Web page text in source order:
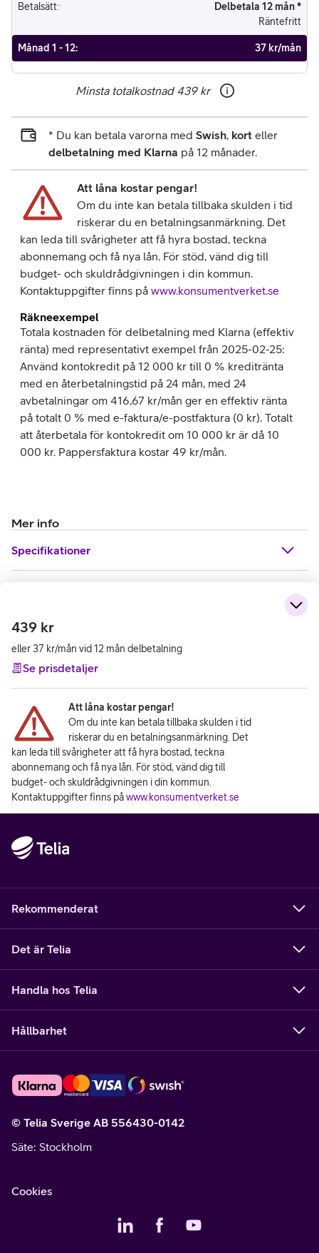
Betalsätt:
Delbetala 12 mån *
Räntefritt
Månad 1 - 12: 37 kr/mån
Minsta totalkostnad 439 kr
* Du kan betala varorna med Swish, kort eller
delbetalning med Klarna på 12 månader.
Att låna kostar pengar!
Om du inte kan betala tillbaka skulden i tid
riskerar du en betalningsanmärkning. Det
kan leda till svårigheter att få hyra bostad, teckna
abonnemang och få nya lån. För stöd, vänd dig till
budget- och skuldrådgivningen i din kommun.
Kontaktuppgifter finns på www.konsumentverket.se
Räkneexempel
Totala kostnaden för delbetalning med Klarna (effektiv
ränta) med representativt exempel från 2025-02-25:
Använd kontokredit på 12 000 kr till 0 % kreditränta
med en återbetalningstid på 24 mån, med 24
avbetalningar om 416,67 kr/mån ger en effektiv ränta
på totalt 0 % med e-faktura/e-postfaktura (0 kr). Totalt
att återbetala för kontokredit om 10 000 kr är då 10
000 kr. Pappersfaktura kostar 49 kr/mån.
Mer info
Specifikationer
439 kr
eller 37 kr/mån vid 12 mån delbetalning
Se prisdetaljer
Att låna kostar pengar!
Om du inte kan betala tillbaka skulden i tid
riskerar du en betalningsanmärkning. Det
kan leda till svårigheter att få hyra bostad, teckna
abonnemang och få nya lån. För stöd, vänd dig till
budget- och skuldrådgivningen i din kommun.
Kontaktuppgifter finns påwww.konsumentverket.se
Rekommenderat
Det är Telia
Handla hos Telia
Hållbarhet
© Telia Sverige AB 556430-0142
Säte: Stockholm
Cookies